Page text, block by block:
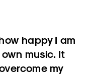
happy I am
music. It
my